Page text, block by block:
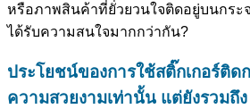
หรือภาพสินค้าที่ยั่วยวนใจติดอยู่บนกร
ได้รับความสนใจมากกว่ากัน?
ประโยชน์ของการใช้สติ๊กเกอร์ติด
ความสวยงามเท่านั้น แต่ยังรวมถึง